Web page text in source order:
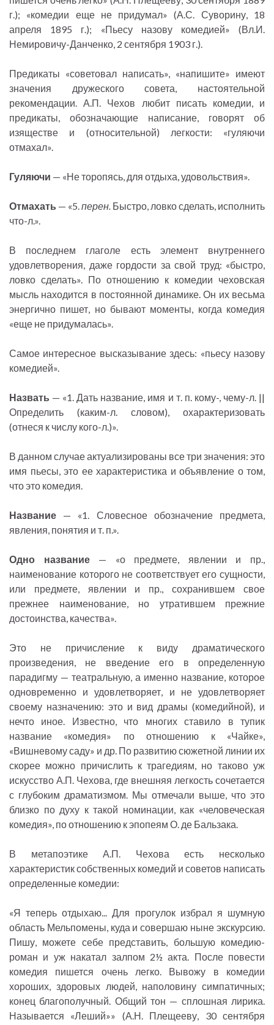
г.); «комедии еще не придумал» (А.С. Суворину, 18
апреля 1895 г.); «Пьесу назову комедией» (Вл.И.
Немировичу-Данченко, 2 сентября 1903 г.).
Предикаты «советовал написать», «напишите» имеют
значения дружеского совета, настоятельной
рекомендации. А.П. Чехов любит писать комедии, и
предикаты, обозначающие написание, говорят об
изяществе и (относительной) легкости: «гуляючи
отмахал».
Гуляючи — «Не торопясь, для отдыха, удовольствия».
Отмахать — «5.перен. Быстро, ловко сделать, исполнить
что-л.».
В последнем глаголе есть элемент внутреннего
удовлетворения, даже гордости за свой труд: «быстро,
ловко сделать». По отношению к комедии чеховская
мысль находится в постоянной динамике. Он их весьма
энергично пишет, но бывают моменты, когда комедия
«еще не придумалась».
Самое интересное высказывание здесь: «пьесу назову
комедией».
Назвать — «1. Дать название, имя и т. п. кому-, чему-л. ||
Определить (каким-л. словом), охарактеризовать
(отнеся к числу кого-л.)».
В данном случае актуализированы все три значения: это
имя пьесы, это ее характеристика и объявление о том,
что это комедия.
Название — «1. Словесное обозначение предмета,
явления, понятия и т. п.».
Одно название— «о предмете, явлении и пр.,
наименование которого не соответствует его сущности,
или предмете, явлении и пр., сохранившем свое
прежнее наименование, но утратившем прежние
достоинства, качества».
Это не причисление к виду драматического
произведения, не введение его в определенную
парадигму — театральную, а именно название, которое
одновременно и удовлетворяет, и не удовлетворяет
своему назначению: это и вид драмы (комедийной), и
нечто иное. Известно, что многих ставило в тупик
название «комедия» по отношению к «Чайке»,
«Вишневому саду» и др. По развитию сюжетной линии их
скорее можно причислить к трагедиям, но таково уж
искусство А.П. Чехова, где внешняя легкость сочетается
с глубоким драматизмом. Мы отмечали выше, что это
близко по духу к такой номинации, как «человеческая
комедия», по отношению к эпопеям О. де Бальзака.
В метапоэтике А.П. Чехова есть несколько
характеристик собственных комедий и советов написать
определенные комедии:
«Я теперь отдыхаю... Для прогулок избрал я шумную
область Мельпомены, куда и совершаю ныне экскурсию.
Пишу, можете себе представить, большую комедию-
роман и уж накатал залпом 2½ акта. После повести
комедия пишется очень легко. Вывожу в комедии
хороших, здоровых людей, наполовину симпатичных;
конец благополучный. Общий тон — сплошная лирика.
Называется «Леший»» (А.Н. Плещееву, 30 сентября